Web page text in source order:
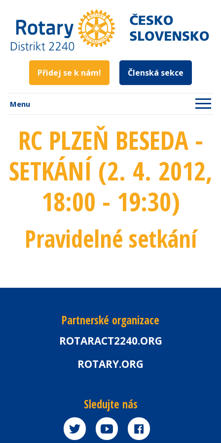
Přidej se k nám! Členská sekce
Menu
RC PLZEŇ BESEDA -
SETKÁNÍ (2. 4. 2012,
18:00 - 19:30)
Pravidelné setkání
Partnerské organizace
ROTARACT2240.ORG
ROTARY.ORG
Sledujte nás